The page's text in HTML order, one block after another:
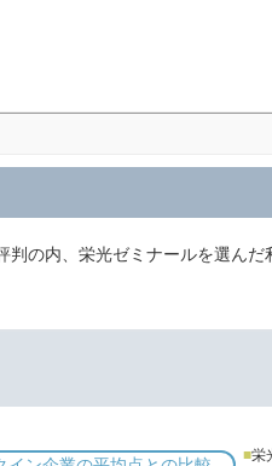
判の内、栄光ゼミナールを選んだ
■栄